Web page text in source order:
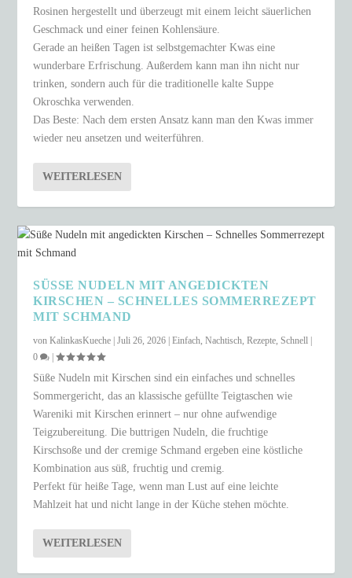
Rosinen hergestellt und überzeugt mit einem leicht säuerlichen
Geschmack und einer feinen Kohlensäure.
Gerade an heißen Tagen ist selbstgemachter Kwas eine
wunderbare Erfrischung. Außerdem kann man ihn nicht nur
trinken, sondern auch für die traditionelle kalte Suppe
Okroschka verwenden.
Das Beste: Nach dem ersten Ansatz kann man den Kwas immer
wieder neu ansetzen und weiterführen.
WEITERLESEN
SÜSSE NUDELN MIT ANGEDICKTEN K
IRSCHEN – SCHNELLES SOMMERREZEPT M
IT SCHMAND
vonKalinkasKueche |Juli 26, 2026 |Einfach,Nachtisch,Rezepte,Schnell
0
|
Süße Nudeln mit Kirschen sind ein einfaches und schnelles
Sommergericht, das an klassische gefüllte Teigtaschen wie
Wareniki mit Kirschen erinnert – nur ohne aufwendige
Teigzubereitung. Die buttrigen Nudeln, die fruchtige
Kirschsoße und der cremige Schmand ergeben eine köstliche
Kombination aus süß, fruchtig und cremig.
Perfekt für heiße Tage, wenn man Lust auf eine leichte
Mahlzeit hat und nicht lange in der Küche stehen möchte.
WEITERLESEN